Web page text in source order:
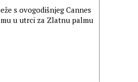
s ovogodišnjeg Cannes
u utrci za Zlatnu palmu